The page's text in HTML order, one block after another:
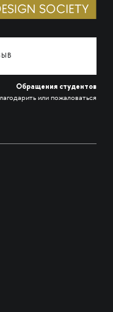
Обращения студентов
или пожаловаться